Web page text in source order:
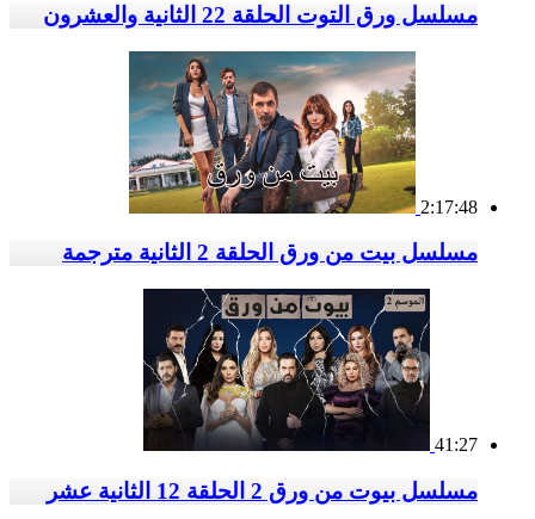
مسلسل ورق التوت الحلقة 22 الثانية والعشرون
2:17:48
مسلسل بيت من ورق الحلقة 2 الثانية مترجمة
41:27
مسلسل بيوت من ورق 2 الحلقة 12 الثانية عشر